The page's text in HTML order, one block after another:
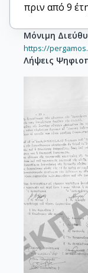
πριν από 9
Μόνιμη
https://
Λήψεις